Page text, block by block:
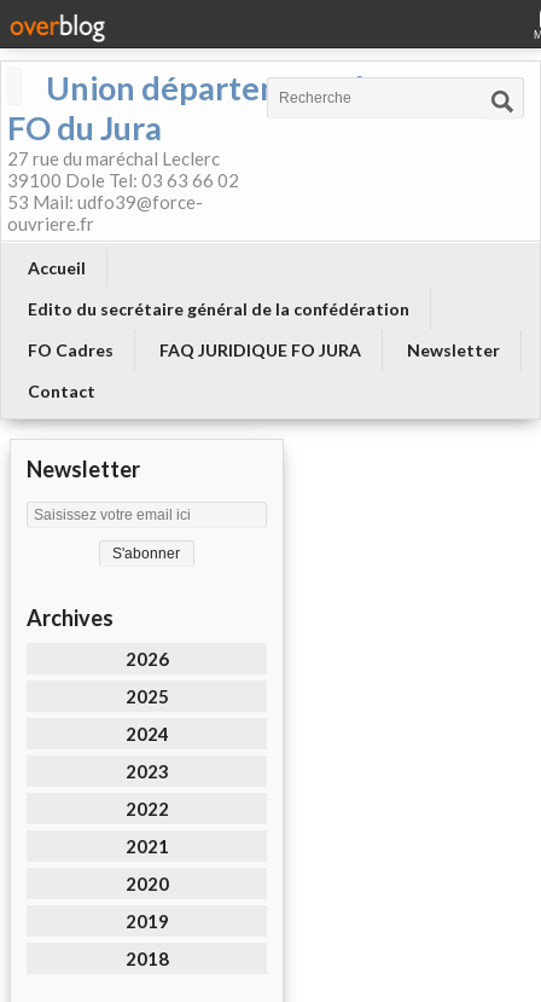
Union départementale
FO du Jura
27 rue du maréchal Leclerc
39100 Dole Tel: 03 63 66 02
53 Mail: udfo39@force-
ouvriere.fr
Accueil
Edito du secrétaire général de la confédération
FO Cadres
FAQ JURIDIQUE FO JURA
Newsletter
Contact
Newsletter
Archives
2026
2025
2024
2023
2022
2021
2020
2019
2018